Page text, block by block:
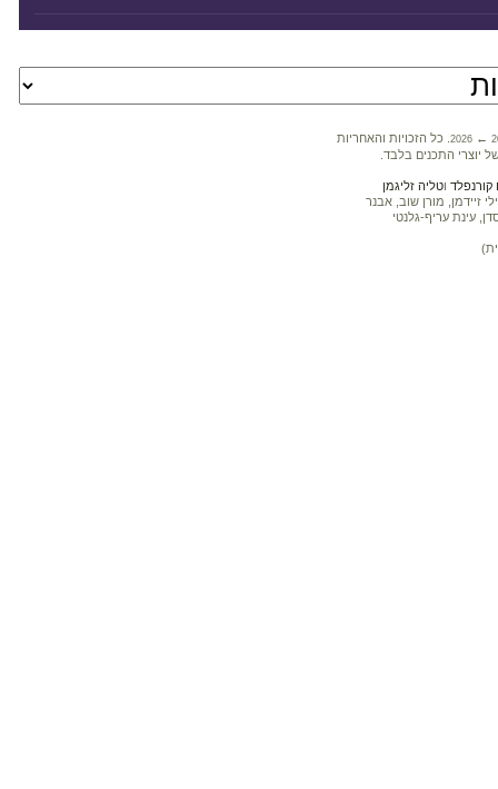
2026 ←
. כל הזכויות והאחריות
יוצרי התכנים בלבד.
וטליה זליגמן
זיידמן, מורן שוב, אבנר
עינת עריף-גלנטי